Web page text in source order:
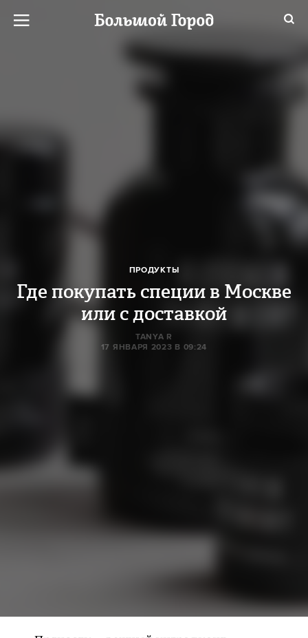
ПРОДУКТЫ
Где покупать специи в Москве
или с доставкой
TANYA R
17 ЯНВАРЯ 2023 В 09:24